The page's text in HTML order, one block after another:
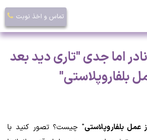
تماس و اخذ نوبت
اما جدی "تاری دید بعد
بلفاروپلاستی"
عمل بلفاروپلاستی" چیست؟ تصور کنید با